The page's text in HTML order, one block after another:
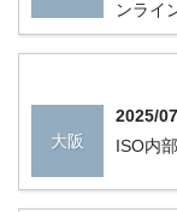
ンライ
大阪
2025/
ISO内